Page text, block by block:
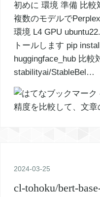
初めに 環境 準備 比較
複数のモデルで
環境 L4 GPU
トールします pip
huggingface_hub 比較
stabilityai/StableBel…
2024-03-25
cl-tohoku/bert-